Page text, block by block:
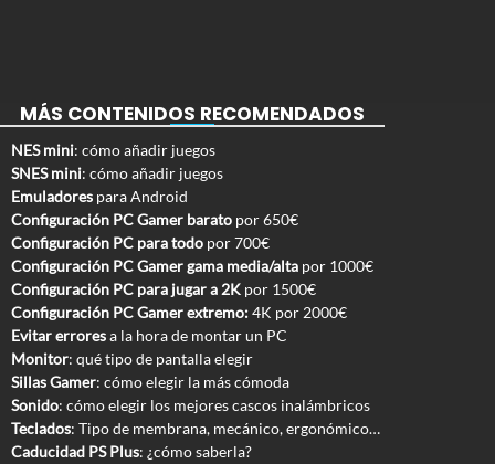
MÁS CONTENIDOS RECOMENDADOS
NES mini: cómo añadir juegos
SNES mini: cómo añadir juegos
Emuladores para Android
Configuración PC Gamer barato por 650€
Configuración PC para todo por 700€
Configuración PC Gamer gama media/alta por 1000€
Configuración PC para jugar a 2K por 1500€
Configuración PC Gamer extremo:4K por 2000€
Evitar erroresa la hora de montar un PC
Monitor: qué tipo de pantalla elegir
Sillas Gamer: cómo elegir la más cómoda
Sonido: cómo elegir los mejores cascos inalámbricos
Teclados: Tipo de membrana, mecánico, ergonómico…
Caducidad PS Plus: ¿cómo saberla?